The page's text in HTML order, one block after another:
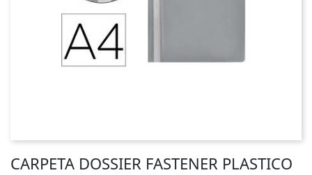
CARPETA DOSSIER FASTENER PLASTICO